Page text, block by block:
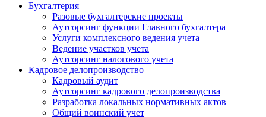
Бухгалтерия
Разовые бухгалтерские проекты
Аутсорсинг функции Главного бухгалтера
Услуги комплексного ведения учета
Ведение участков учета
Аутсорсинг налогового учета
Кадровое делопроизводство
Кадровый аудит
Аутсорсинг кадрового делопроизводства
Разработка локальных нормативных актов
Общий воинский учет